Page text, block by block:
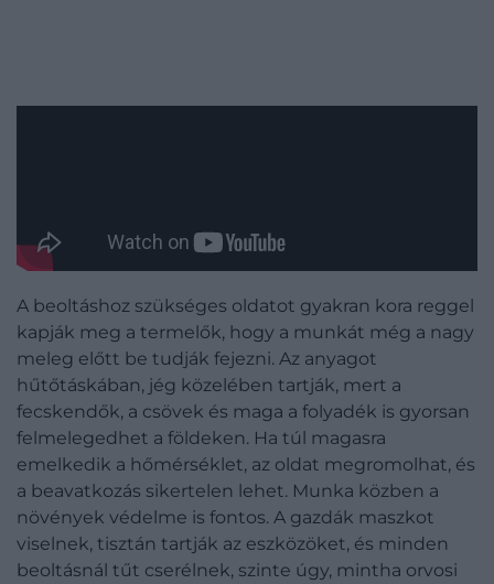
A beoltáshoz szükséges oldatot gyakran kora reggel
kapják meg a termelők, hogy a munkát még a nagy
meleg előtt be tudják fejezni. Az anyagot
hűtőtáskában, jég közelében tartják, mert a
fecskendők, a csövek és maga a folyadék is gyorsan
felmelegedhet a földeken. Ha túl magasra
emelkedik a hőmérséklet, az oldat megromolhat, és
a beavatkozás sikertelen lehet. Munka közben a
növények védelme is fontos. A gazdák maszkot
viselnek, tisztán tartják az eszközöket, és minden
beoltásnál tűt cserélnek, szinte úgy, mintha orvosi